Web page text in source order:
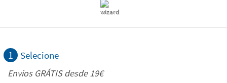
1 Selecione
Envios GRÁTIS desde 19€